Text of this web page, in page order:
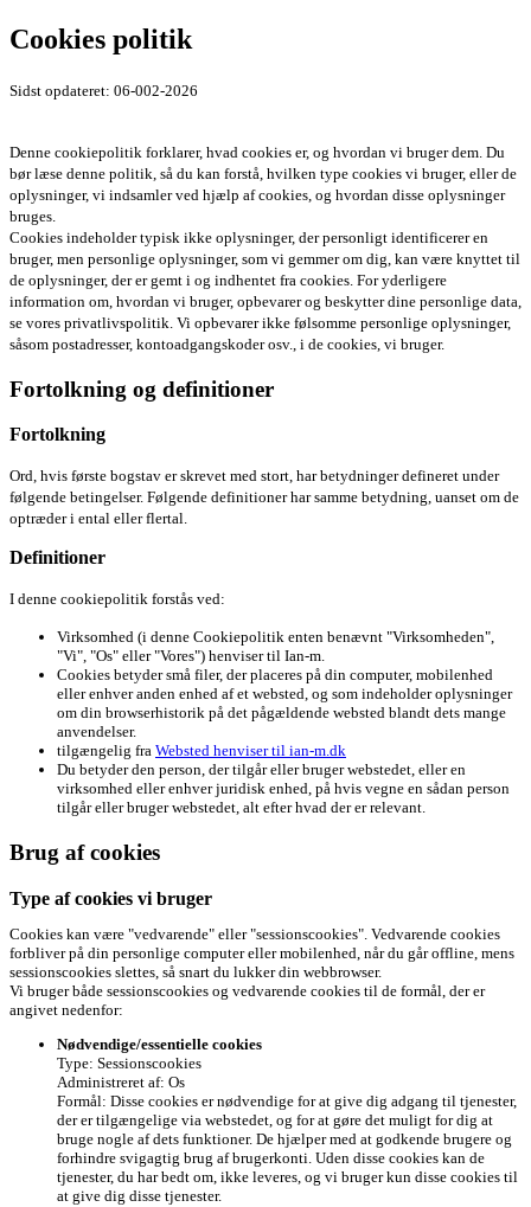
Cookies politik
Sidst opdateret: 06-002-2026
Denne cookiepolitik forklarer, hvad cookies er, og hvordan vi bruger dem. Du
bør læse denne politik, så du kan forstå, hvilken type cookies vi bruger, eller de
oplysninger, vi indsamler ved hjælp af cookies, og hvordan disse oplysninger
bruges.
Cookies indeholder typisk ikke oplysninger, der personligt identificerer en
bruger, men personlige oplysninger, som vi gemmer om dig, kan være knyttet til
de oplysninger, der er gemt i og indhentet fra cookies. For yderligere
information om, hvordan vi bruger, opbevarer og beskytter dine personlige data,
se vores privatlivspolitik. Vi opbevarer ikke følsomme personlige oplysninger,
såsom postadresser, kontoadgangskoder osv., i de cookies, vi bruger.
Fortolkning og definitioner
Fortolkning
Ord, hvis første bogstav er skrevet med stort, har betydninger defineret under
følgende betingelser. Følgende definitioner har samme betydning, uanset om de
optræder i ental eller flertal.
Definitioner
I denne cookiepolitik forstås ved:
Virksomhed (i denne Cookiepolitik enten benævnt "Virksomheden",
"Vi", "Os" eller "Vores") henviser til Ian-m.
Cookies betyder små filer, der placeres på din computer, mobilenhed
eller enhver anden enhed af et websted, og som indeholder oplysninger
om din browserhistorik på det pågældende websted blandt dets mange
anvendelser.
tilgængelig fra Websted henviser til ian-m.dk
Du betyder den person, der tilgår eller bruger webstedet, eller en
virksomhed eller enhver juridisk enhed, på hvis vegne en sådan person
tilgår eller bruger webstedet, alt efter hvad der er relevant.
Brug af cookies
Type af cookies vi bruger
Cookies kan være "vedvarende" eller "sessionscookies". Vedvarende cookies
forbliver på din personlige computer eller mobilenhed, når du går offline, mens
sessionscookies slettes, så snart du lukker din webbrowser.
Vi bruger både sessionscookies og vedvarende cookies til de formål, der er
angivet nedenfor:
Nødvendige/essentielle cookies
Type: Sessionscookies
Administreret af: Os
Formål: Disse cookies er nødvendige for at give dig adgang til tjenester,
der er tilgængelige via webstedet, og for at gøre det muligt for dig at
bruge nogle af dets funktioner. De hjælper med at godkende brugere og
forhindre svigagtig brug af brugerkonti. Uden disse cookies kan de
tjenester, du har bedt om, ikke leveres, og vi bruger kun disse cookies til
at give dig disse tjenester.